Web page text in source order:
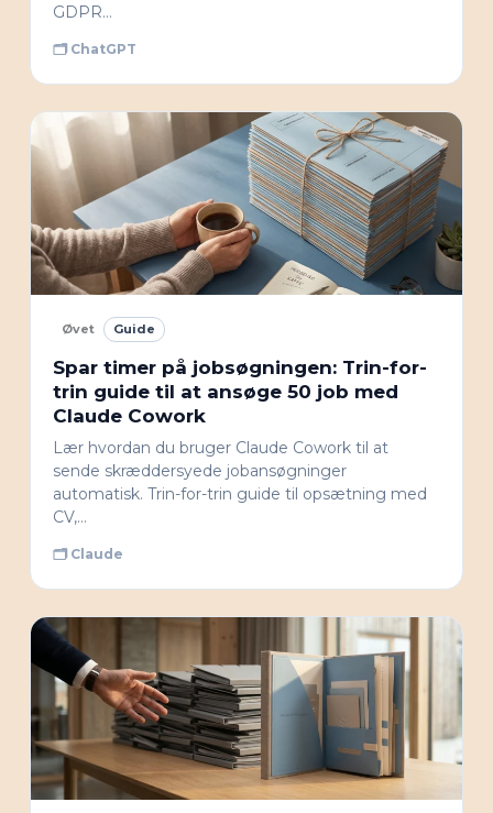
GDPR…
🗂 ChatGPT
Øvet Guide
Spar timer på jobsøgningen: Trin-for-
trin guide til at ansøge 50 job med
Claude Cowork
Lær hvordan du bruger Claude Cowork til at
sende skræddersyede jobansøgninger
automatisk. Trin-for-trin guide til opsætning med
CV,…
🗂 Claude